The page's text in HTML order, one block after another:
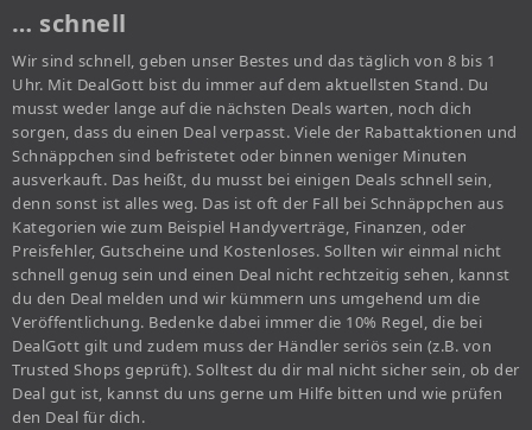
… schnell
Wir sind schnell, geben unser Bestes und das täglich von 8 bis 1
Uhr. Mit DealGott bist du immer auf dem aktuellsten Stand. Du
musst weder lange auf die nächsten Deals warten, noch dich
sorgen, dass du einen Deal verpasst. Viele der Rabattaktionen und
Schnäppchen sind befristetet oder binnen weniger Minuten
ausverkauft. Das heißt, du musst bei einigen Deals schnell sein,
denn sonst ist alles weg. Das ist oft der Fall bei Schnäppchen aus
Kategorien wie zum Beispiel Handyverträge, Finanzen, oder
Preisfehler, Gutscheine und Kostenloses. Sollten wir einmal nicht
schnell genug sein und einen Deal nicht rechtzeitig sehen, kannst
du den Deal melden und wir kümmern uns umgehend um die
Veröffentlichung. Bedenke dabei immer die 10% Regel, die bei
DealGott gilt und zudem muss der Händler seriös sein (z.B. von
Trusted Shops geprüft). Solltest du dir mal nicht sicher sein, ob der
Deal gut ist, kannst du uns gerne um Hilfe bitten und wie prüfen
den Deal für dich.